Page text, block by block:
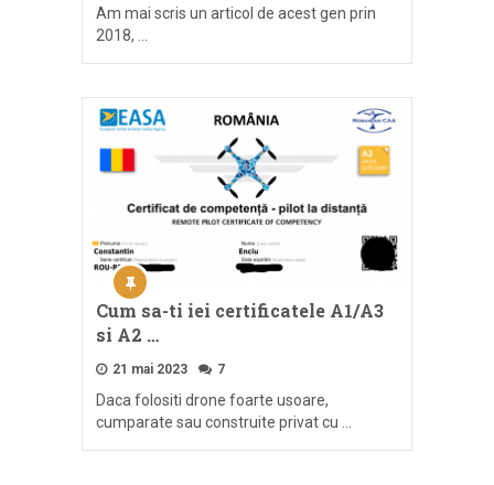
Am mai scris un articol de acest gen prin
2018, …
Cum sa-ti iei certificatele A1/A3
si A2 …
21 mai 2023 7
Daca folositi drone foarte usoare,
cumparate sau construite privat cu …